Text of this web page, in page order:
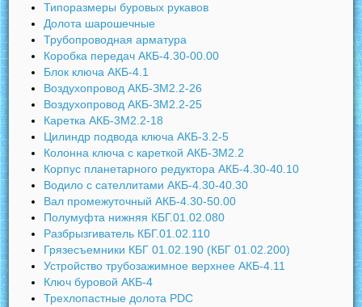
Типоразмеры буровых рукавов
Долота шарошечные
Трубопроводная арматура
Коробка передач АКБ-4.30-00.00
Блок ключа АКБ-4.1
Воздухопровод АКБ-ЗМ2.2-26
Воздухопровод АКБ-ЗМ2.2-25
Каретка АКБ-3М2.2-18
Цилиндр подвода ключа АКБ-3.2-5
Колонна ключа с кареткой АКБ-ЗМ2.2
Корпус планетарного редуктора АКБ-4.30-40.10
Водило с сателлитами АКБ-4.30-40.30
Вал промежуточный АКБ-4.30-50.00
Полумуфта нижняя КБГ.01.02.080
Разбрызгиватель КБГ.01.02.110
Грязесъемники КБГ 01.02.190 (КБГ 01.02.200)
Устройство трубозажимное верхнее АКБ-4.11
Ключ буровой АКБ-4
Трехлопастные долота PDC